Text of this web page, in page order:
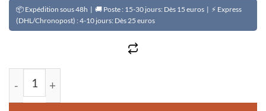
📦 Expédition sous 48h | 🚚 Poste : 15-30 jours: Dès 15 euros | ⚡ Express
(DHL/Chronopost) : 4-10 jours: Dès 25 euros